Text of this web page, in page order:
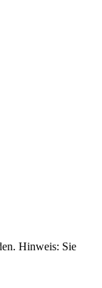
Hinweis: Sie